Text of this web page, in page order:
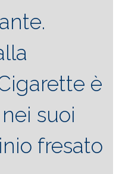
è
suoi
fresato